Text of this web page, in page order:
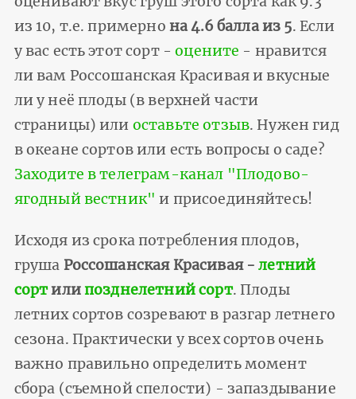
из 10, т.е. примерно на 4.6 балла из 5. Если
у вас есть этот сорт -оцените - нравится
ли вам Россошанская Красивая и вкусные
ли у неё плоды (в верхней части
страницы) или оставьте отзыв. Нужен гид
в океане сортов или есть вопросы о саде?
Заходите в телеграм-канал "Плодово-
ягодный вестник" и присоединяйтесь!
Исходя из срока потребления плодов,
груша Россошанская Красивая -летний
сортилипозднелетний сорт. Плоды
летних сортов созревают в разгар летнего
сезона. Практически у всех сортов очень
важно правильно определить момент
сбора (съемной спелости) - запаздывание